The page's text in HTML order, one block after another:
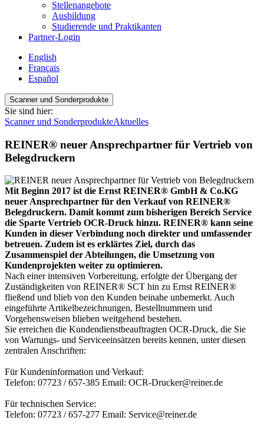
Stellenangebote
Ausbildung
Studierende und Praktikanten
Partner-Login
English
Français
Español
Scanner und Sonderprodukte
Sie sind hier:
Scanner und SonderprodukteAktuelles
REINER® neuer Ansprechpartner für Vertrieb von
Belegdruckern
Mit Beginn 2017 ist die Ernst REINER® GmbH & Co.KG
neuer Ansprechpartner für den Verkauf von REINER®
Belegdruckern. Damit kommt zum bisherigen Bereich Service
die Sparte Vertrieb OCR-Druck hinzu. REINER® kann seine
Kunden in dieser Verbindung noch direkter und umfassender
betreuen. Zudem ist es erklärtes Ziel, durch das
Zusammenspiel der Abteilungen, die Umsetzung von
Kundenprojekten weiter zu optimieren.
Nach einer intensiven Vorbereitung, erfolgte der Übergang der
Zuständigkeiten von REINER® SCT hin zu Ernst REINER®
fließend und blieb von den Kunden beinahe unbemerkt. Auch
eingeführte Artikelbezeichnungen, Bestellnummern und
Vorgehensweisen blieben weitgehend bestehen.
Sie erreichen die Kundendienstbeauftragten OCR-Druck, die Sie
von Wartungs- und Serviceeinsätzen bereits kennen, unter diesen
zentralen Anschriften:
Für Kundeninformation und Verkauf:
Telefon: 07723 / 657-385 Email: OCR-Drucker@reiner.de
Für technischen Service:
Telefon: 07723 / 657-277 Email: Service@reiner.de